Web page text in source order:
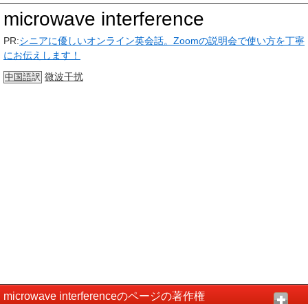
microwave interference
PR:シニアに優しいオンライン英会話。Zoomの説明会で使い方を丁寧
にお伝えします！
中国語訳 微波干扰
microwave interferenceのページの著作権